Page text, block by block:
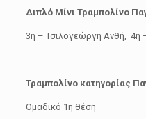
Διπλό Μίνι Τραμπολίνο
3η – Τσιλογεώργη Ανθή, 4η
Τραμπολίνο κατηγορίας
Ομαδικό 1η θέση